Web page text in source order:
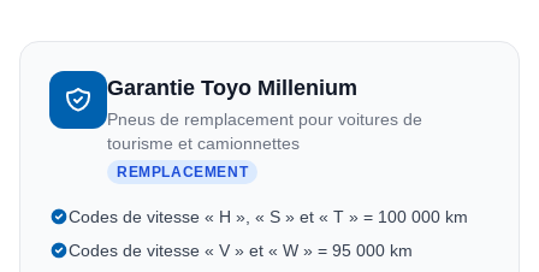
Garantie Toyo Millenium
Pneus de remplacement pour voitures de
tourisme et camionnettes
REMPLACEMENT
Codes de vitesse « H », « S » et « T » = 100 000 km
Codes de vitesse « V » et « W » = 95 000 km